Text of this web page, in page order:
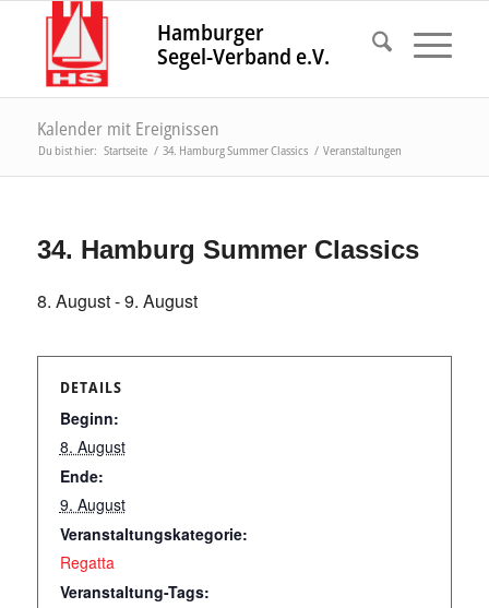
Hamburger
Segel-Verband e.V.
Kalender mit Ereignissen
Du bist hier: Startseite / 34. Hamburg Summer Classics / Veranstaltungen
34. Hamburg Summer Classics
8. August-9. August
DETAILS
Beginn:
8. August
Ende:
9. August
Veranstaltungskategorie:
Regatta
Veranstaltung-Tags: